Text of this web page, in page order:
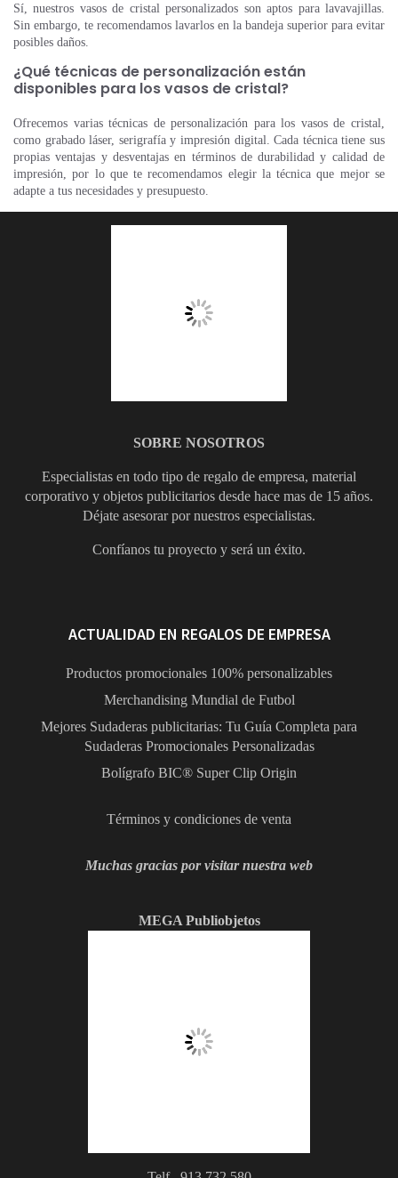
Sí, nuestros vasos de cristal personalizados son aptos para lavavajillas.
Sin embargo, te recomendamos lavarlos en la bandeja superior para evitar
posibles daños.
¿Qué técnicas de personalización están
disponibles para los vasos de cristal?
Ofrecemos varias técnicas de personalización para los vasos de cristal,
como grabado láser, serigrafía y impresión digital. Cada técnica tiene sus
propias ventajas y desventajas en términos de durabilidad y calidad de
impresión, por lo que te recomendamos elegir la técnica que mejor se
adapte a tus necesidades y presupuesto.
SOBRE NOSOTROS
Especialistas en todo tipo de regalo de empresa, material
corporativo y objetos publicitarios desde hace mas de 15 años.
Déjate asesorar por nuestros especialistas.
Confíanos tu proyecto y será un éxito.
ACTUALIDAD EN REGALOS DE EMPRESA
Productos promocionales 100% personalizables
Merchandising Mundial de Futbol
Mejores Sudaderas publicitarias: Tu Guía Completa para
Sudaderas Promocionales Personalizadas
Bolígrafo BIC® Super Clip Origin
Términos y condiciones de venta
Muchas gracias por visitar nuestra web
MEGA Publiobjetos